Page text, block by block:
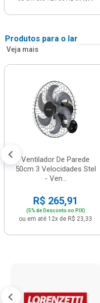
Produtos para o lar
Veja mais
Ventilador De Parede
50cm 3 Velocidades Stel
- Ven...
R$ 265,91
(5% de Desconto no PIX)
ou em até 12x de R$ 23,33